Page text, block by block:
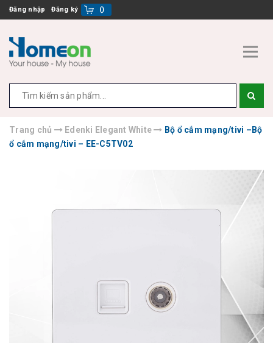
Đăng nhập Đăng ký ()
Trang chủ Edenki Elegant White
Bộ ổ cắm mạng/tivi –Bộ
ổ cắm mạng/tivi – EE-C5TV02